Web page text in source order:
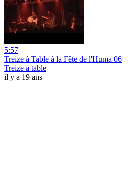
5:57
Treize à Table à la Fête de l'Huma 06
Treize a table
il y a 19 ans